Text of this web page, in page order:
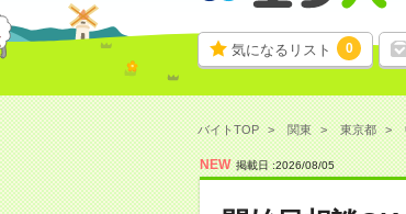
気になるリスト 0
バイトTOP 関東 東京都
NEW 掲載日 :2026/08/05